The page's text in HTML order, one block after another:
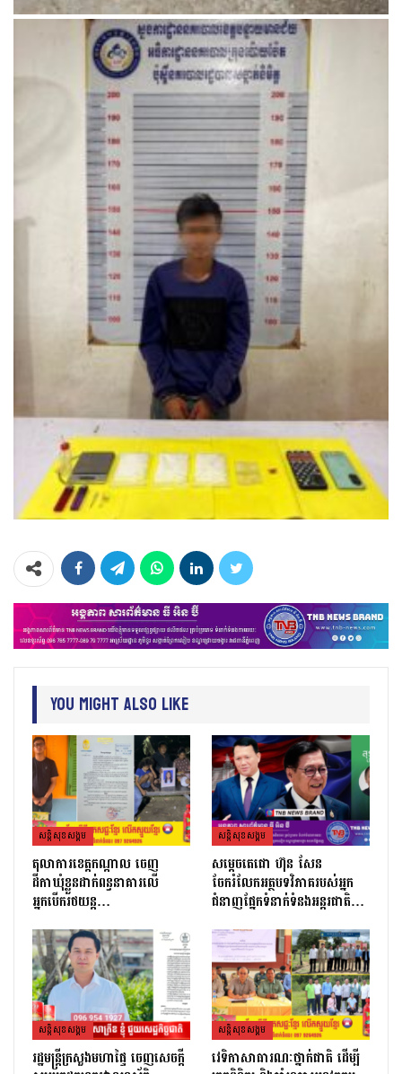
You Might Also Like
សន្តិសុខសង្គម
តុលាការខេត្តកណ្ដាល ចេញ
ដីកាឃុំខ្លួនដាក់ពន្ធនាគារលើ
អ្នកបើករថយន្ត…
សន្តិសុខសង្គម
សម្តេចតេជោ ហ៊ុន សែន
ចែករំលែកអត្ថបទវិភាគរបស់អ្នក
ជំនាញផ្នែកទំនាក់ទំនងអន្តរជាតិ…
សន្តិសុខសង្គម
រដ្ឋមន្ដ្រីក្រសួងមហាផ្ទៃ ចេញសេចក្តី
សន្តិសុខសង្គម
វេទិកាសាធារណៈថ្នាក់ជាតិ ដើម្បី